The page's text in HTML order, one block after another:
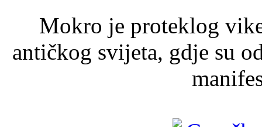
Mokro je proteklog
antičkog svijeta, gdje su